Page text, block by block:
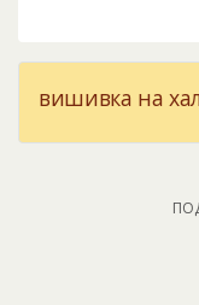
вишивка на